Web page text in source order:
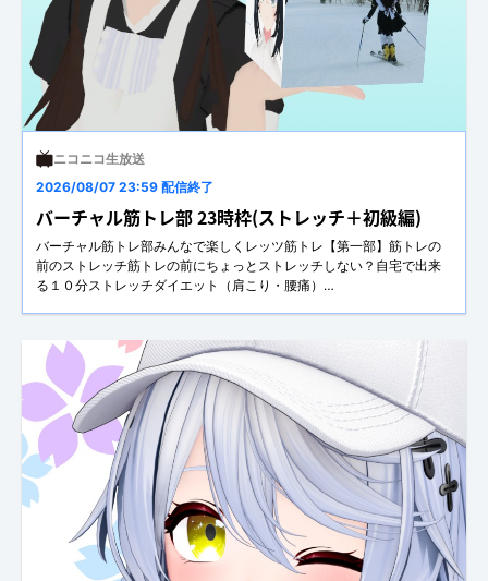
ニコニコ生放送
2026/08/07 23:59 配信終了
バーチャル筋トレ部 23時枠(ストレッチ＋初級編)
バーチャル筋トレ部みんなで楽しくレッツ筋トレ【第一部】筋トレの
前のストレッチ筋トレの前にちょっとストレッチしない？自宅で出来
る１０分ストレッチダイエット（肩こり・腰痛）